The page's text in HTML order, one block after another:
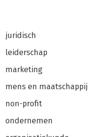
juridisch
leiderschap
marketing
mens en maatschappij
non-profit
ondernemen